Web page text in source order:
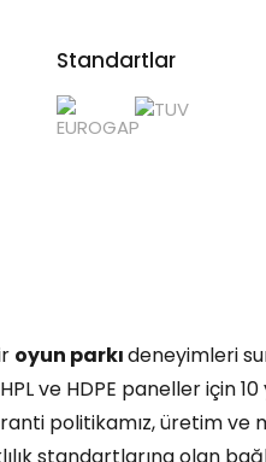
Standartlar
oyun parkıdeneyimleri
ve HDPE paneller için
politikamız, üretim ve